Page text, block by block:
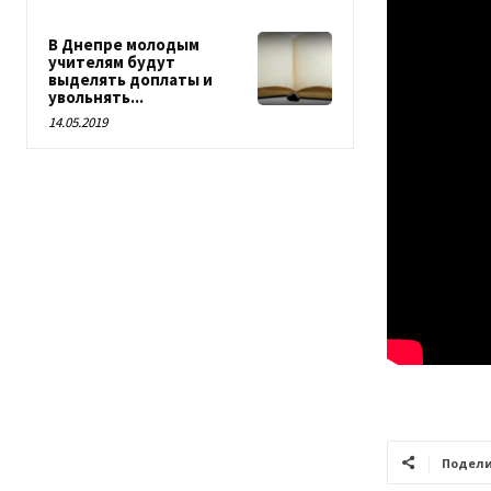
В Днепре молодым
учителям будут
выделять доплаты и
увольнять...
14.05.2019